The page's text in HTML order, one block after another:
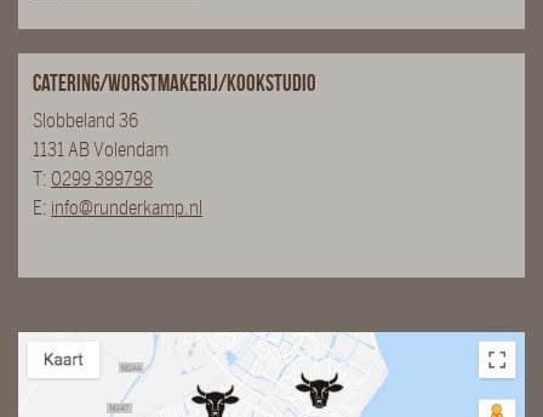
Catering/Worstmakerij/Kookstudio
Slobbeland 36
1131 AB Volendam
T: 0299 399798
E: info@runderkamp.nl